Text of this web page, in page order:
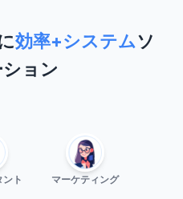
効率+システムソ
ション
ント マーケティング